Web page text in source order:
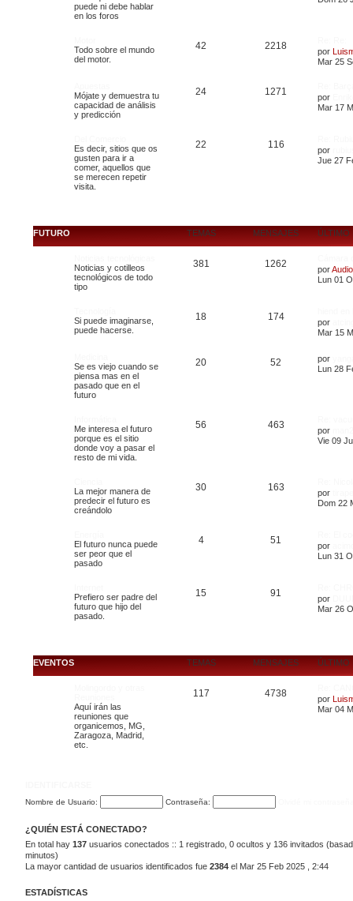
puede ni debe hablar
en los foros
Todo sobre el mundo
del motor.
42 2218
por
Mar 25
Mójate y demuestra tu
capacidad de análisis
y predicción
24 1271
por
Mar 17
Es decir, sitios que os
gusten para ir a
comer, aquellos que
se merecen repetir
visita.
22 116
por
Jue 27
FUTURO TEMAS MENSAJES ÚLTIMO
Noticias y cotilleos
tecnológicos de todo
tipo
381 1262
por
Lun 01
Si puede imaginarse,
puede hacerse.
18 174
por
Mar 15
Se es viejo cuando se
piensa mas en el
pasado que en el
futuro
20 52 por
Lun 28
Me interesa el futuro
porque es el sitio
donde voy a pasar el
resto de mi vida.
56 463
por
Vie 09
La mejor manera de
predecir el futuro es
creándolo
30 163
por
Dom 22
El futuro nunca puede
ser peor que el
pasado
4 51
por
Lun 31
Prefiero ser padre del
futuro que hijo del
pasado.
15 91
por
Mar 26
EVENTOS TEMAS MENSAJES ÚLTIMO
Aquí irán las
reuniones que
organicemos, MG,
Zaragoza, Madrid,
etc.
117 4738
por
Mar 04
Nombre de Usuario: Contraseña:
¿QUIÉN ESTÁ CONECTADO?
En total hay 137 usuarios conectados :: 1 registrado, 0 ocultos y 136 invitados
minutos)
La mayor cantidad de usuarios identificados fue 2384 el Mar 25 Feb 2025 , 2:44
ESTADÍSTICAS